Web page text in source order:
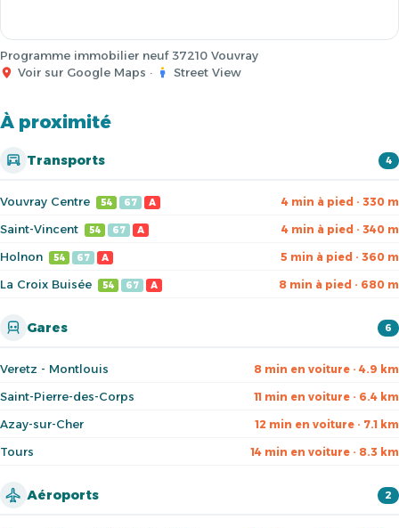
Programme immobilier neuf 37210 Vouvray
Voir sur Google Maps · Street View
À proximité
Transports 4
Vouvray Centre 54 67 A 4 min à pied · 330 m
Saint-Vincent 54 67 A 4 min à pied · 340 m
Holnon 54 67 A 5 min à pied · 360 m
La Croix Buisée 54 67 A 8 min à pied · 680 m
Gares 6
Veretz - Montlouis 8 min en voiture · 4.9 km
Saint-Pierre-des-Corps 11 min en voiture · 6.4 km
Azay-sur-Cher 12 min en voiture · 7.1 km
Tours 14 min en voiture · 8.3 km
Aéroports 2